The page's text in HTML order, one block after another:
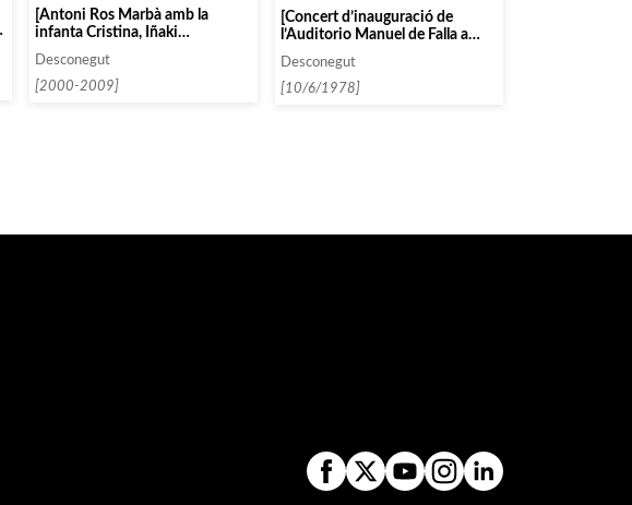
[Antoni Ros Marbà amb la
infanta Cristina, Iñaki
Urdangarín i Celestino
Corbacho]
Desconegut
[2000-2009]
[Concert d’inauguració de
l’Auditorio Manuel de Falla a
Granada amb l’Orquestra
Nacional d’Espanya dirigida per
Antoni Ros Marbà]
Desconegut
[10/6/1978]